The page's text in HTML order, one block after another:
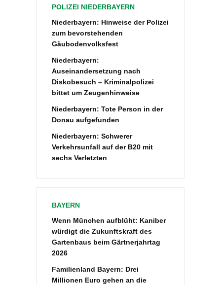
POLIZEI NIEDERBAYERN
Niederbayern: Hinweise der Polizei
zum bevorstehenden
Gäubodenvolksfest
Niederbayern:
Auseinandersetzung nach
Diskobesuch – Kriminalpolizei
bittet um Zeugenhinweise
Niederbayern: Tote Person in der
Donau aufgefunden
Niederbayern: Schwerer
Verkehrsunfall auf der B20 mit
sechs Verletzten
BAYERN
Wenn München aufblüht: Kaniber
würdigt die Zukunftskraft des
Gartenbaus beim Gärtnerjahrtag
2026
Familienland Bayern: Drei
Millionen Euro gehen an die